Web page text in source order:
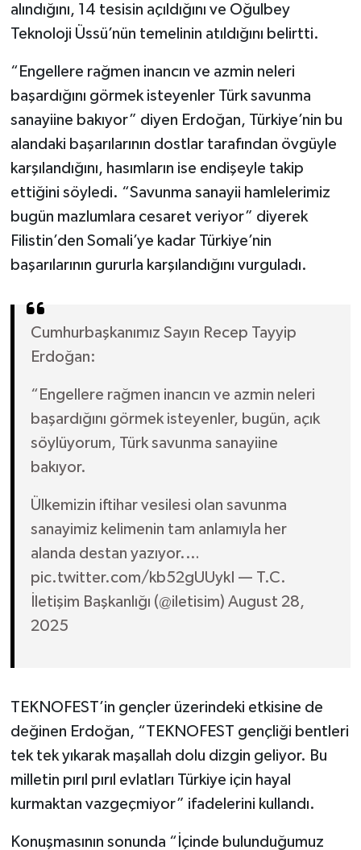
alındığını, 14 tesisin açıldığını ve Oğulbey
Teknoloji Üssü’nün temelinin atıldığını belirtti.
“Engellere rağmen inancın ve azmin neleri
başardığını görmek isteyenler Türk savunma
sanayiine bakıyor” diyen Erdoğan, Türkiye’nin bu
alandaki başarılarının dostlar tarafından övgüyle
karşılandığını, hasımların ise endişeyle takip
ettiğini söyledi. “Savunma sanayii hamlelerimiz
bugün mazlumlara cesaret veriyor” diyerek
Filistin’den Somali’ye kadar Türkiye’nin
başarılarının gururla karşılandığını vurguladı.
Cumhurbaşkanımız Sayın Recep Tayyip
Erdoğan:
“Engellere rağmen inancın ve azmin neleri
başardığını görmek isteyenler, bugün, açık
söylüyorum, Türk savunma sanayiine
bakıyor.
Ülkemizin iftihar vesilesi olan savunma
sanayimiz kelimenin tam anlamıyla her
alanda destan yazıyor.…
pic.twitter.com/kb52gUUykI — T.C.
İletişim Başkanlığı (@iletisim) August 28,
2025
TEKNOFEST’in gençler üzerindeki etkisine de
değinen Erdoğan, “TEKNOFEST gençliği bentleri
tek tek yıkarak maşallah dolu dizgin geliyor. Bu
milletin pırıl pırıl evlatları Türkiye için hayal
kurmaktan vazgeçmiyor” ifadelerini kullandı.
Konuşmasının sonunda “İçinde bulunduğumuz